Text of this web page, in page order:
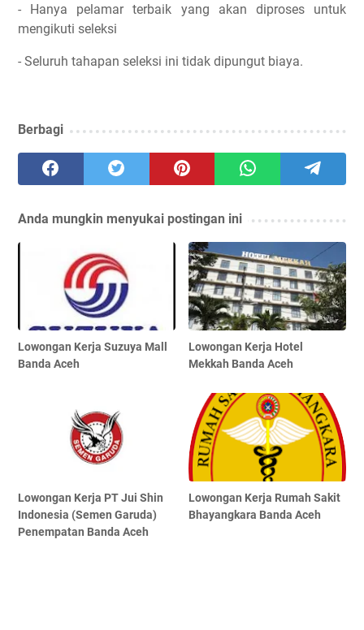
- Hanya pelamar terbaik yang akan diproses untuk
mengikuti seleksi
- Seluruh tahapan seleksi ini tidak dipungut biaya.
Berbagi
Anda mungkin menyukai postingan ini
Lowongan Kerja Suzuya Mall
Banda Aceh
Lowongan Kerja Hotel
Mekkah Banda Aceh
Lowongan Kerja PT Jui Shin
Indonesia (Semen Garuda)
Penempatan Banda Aceh
Lowongan Kerja Rumah Sakit
Bhayangkara Banda Aceh